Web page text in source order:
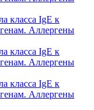
класса IgE к
Аллергены
класса IgE к
Аллергены
класса IgE к
Аллергены